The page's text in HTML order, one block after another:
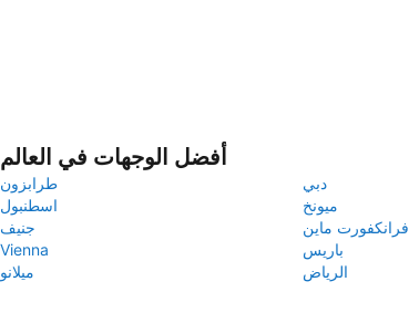
أفضل الوجهات في العالم
طرابزون
دبي
اسطنبول
ميونخ
جنيف
فرانكفورت ماين
Vienna
باريس
ميلانو
الرياض